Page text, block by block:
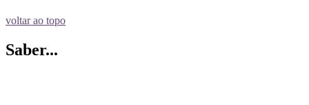
voltar ao topo
Saber...